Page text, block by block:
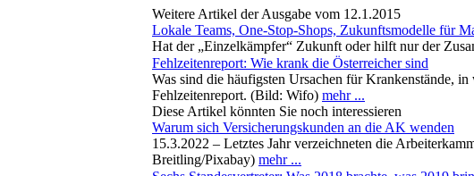
Weitere Artikel der Ausgabe vom 12.1.2015
Lokale Teams, One-Stop-Shops, Zukunftsmodelle für
Hat der „Einzelkämpfer“ Zukunft oder hilft nur der
Fehlzeitenreport: Wie krank die Österreicher sind
Was sind die häufigsten Ursachen für Krankenstände,
Fehlzeitenreport. (Bild: Wifo) mehr ...
Diese Artikel könnten Sie noch interessieren
Warum sich Versicherungskunden an die AK wenden
15.3.2022 – Letztes Jahr verzeichneten die
Breitling/Pixabay) mehr ...